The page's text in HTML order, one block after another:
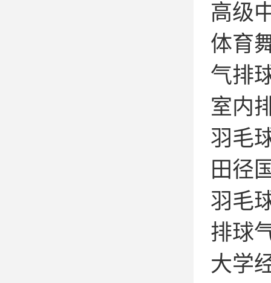
高级
体育
气排
室内
羽毛
田径
羽毛
排球
大学